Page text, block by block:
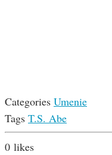
Categories Umenie
Tags T.S. Abe
0 likes